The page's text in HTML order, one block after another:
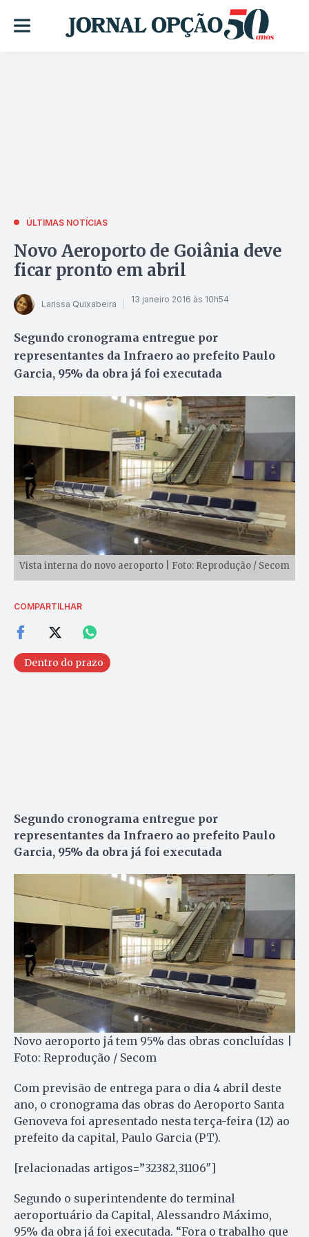
ÚLTIMAS NOTÍCIAS
Novo Aeroporto de Goiânia deve
ficar pronto em abril
Larissa Quixabeira 13 janeiro 2016 às 10h54
Segundo cronograma entregue por
representantes da Infraero ao prefeito Paulo
Garcia, 95% da obra já foi executada
Vista interna do novo aeroporto | Foto: Reprodução / Secom
COMPARTILHAR
Dentro do prazo
Segundo cronograma entregue por
representantes da Infraero ao prefeito Paulo
Garcia, 95% da obra já foi executada
Novo aeroporto já tem 95% das obras concluídas |
Foto: Reprodução / Secom
Com previsão de entrega para o dia 4 abril deste
ano, o cronograma das obras do Aeroporto Santa
Genoveva foi apresentado nesta terça-feira (12) ao
prefeito da capital, Paulo Garcia (PT).
[relacionadas artigos=”32382,31106″]
Segundo o superintendente do terminal
aeroportuário da Capital, Alessandro Máximo,
95% da obra já foi executada. “Fora o trabalho que